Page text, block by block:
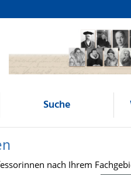
Suche
nach Ihrem